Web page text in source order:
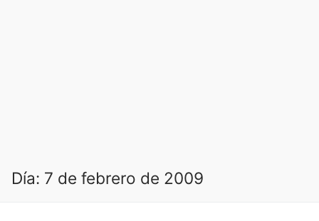
Día: 7 de febrero de 2009